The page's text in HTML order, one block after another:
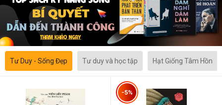
Tư Duy - Sống Đẹp Tư duy và học tập Hạt Giống Tâm Hồn
-5%